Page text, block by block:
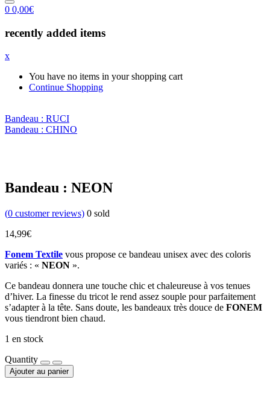
0 0,00€
recently added items
x
You have no items in your shopping cart
Continue Shopping
Bandeau : RUCI
Bandeau : CHINO
Bandeau : NEON
(0 customer reviews) 0 sold
14,99€
Fonem Textile vous propose ce bandeau unisex avec des coloris
variés : « NEON ».
Ce bandeau donnera une touche chic et chaleureuse à vos tenues
d’hiver. La finesse du tricot le rend assez souple pour parfaitement
s’adapter à la tête. Sans doute, les bandeaux très douce de FONEM
vous tiendront bien chaud.
1 en stock
Quantity
Ajouter au panier